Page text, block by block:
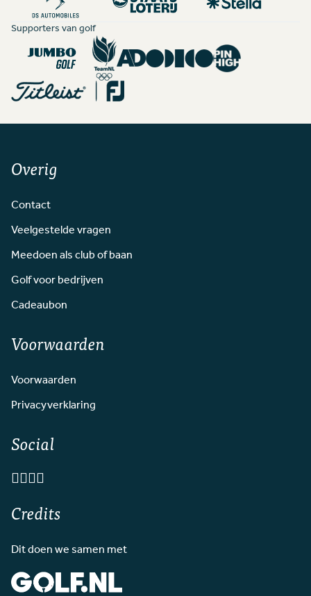
Supporters van golf
Overig
Contact
Veelgestelde vragen
Meedoen als club of baan
Golf voor bedrijven
Cadeaubon
Voorwaarden
Voorwaarden
Privacyverklaring
Social
Credits
Dit doen we samen met